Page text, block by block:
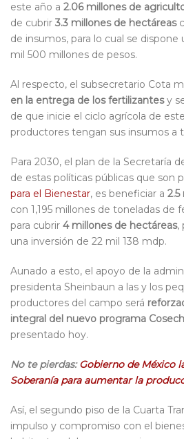
este año a 2.06 millones de
de cubrir 3.3 millones de hectáreas
de insumos, para lo cual se dispone
mil 500 millones de pesos.
Al respecto, el subsecretario Cota
en la entrega de los fertilizantesy
de que inicie el ciclo agrícola de
productores tengan sus insumos a
Para 2030, el plan de la Secretaría
de estas políticas públicas que son
para el Bienestar, es beneficiar a
con 1,195 millones de toneladas de
para cubrir 4 millones de hectáreas,
una inversión de 22 mil 138 mdp.
Aunado a esto, el apoyo de la
presidenta Sheinbaun a las y los
productores del campo será
integral del nuevo programa
presentado hoy.
No te pierdas:Gobierno de México
Soberanía para aumentar la
Así, el segundo piso de la Cuarta
impulso y compromiso con el